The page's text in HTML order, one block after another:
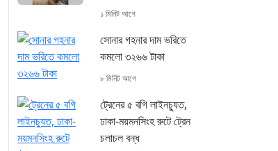
১ মিনিট আগে
সোনার গহনার দাম ভরিতে
কমলো ৩২৬৬ টাকা
৮ মিনিট আগে
ট্রেনের ৫ বগি লাইনচ্যুত,
ঢাকা-ময়মনসিংহ রুটে ট্রেন
চলাচল বন্ধ